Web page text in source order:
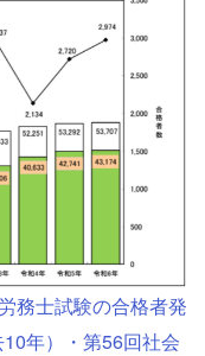
務士試験の合格者発
年）・第56回社会